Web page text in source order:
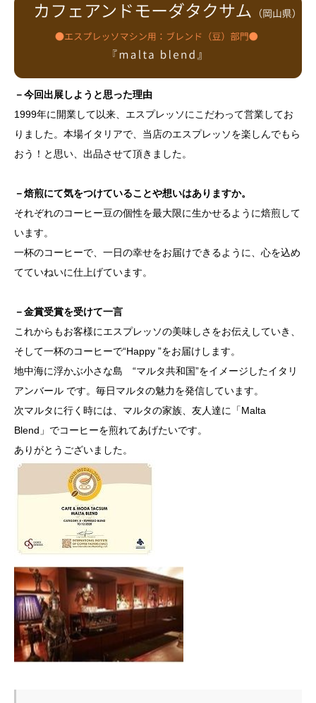
－今回出展しようと思った理由
1999年に開業して以来、エスプレッソにこだわって営業してお
りました。本場イタリアで、当店のエスプレッソを楽しんでもら
おう！と思い、出品させて頂きました。
－焙煎にて気をつけていることや想いはありますか。
それぞれのコーヒー豆の個性を最大限に生かせるように焙煎して
います。
一杯のコーヒーで、一日の幸せをお届けできるように、心を込め
てていねいに仕上げています。
－金賞受賞を受けて一言
これからもお客様にエスプレッソの美味しさをお伝えしていき、
そして一杯のコーヒーで“Happy ”をお届けします。
地中海に浮かぶ小さな島 “マルタ共和国”をイメージしたイタリ
アンバール です。毎日マルタの魅力を発信しています。
次マルタに行く時には、マルタの家族、友人達に「Malta
Blend」でコーヒーを煎れてあげたいです。
ありがとうございました。